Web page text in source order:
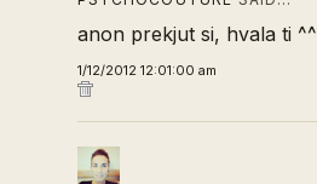
anon prekjut si, hvala ti ^^
1/12/2012 12:01:00 am